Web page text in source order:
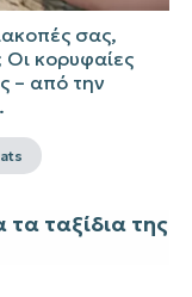
σας,
Οι κορυφαίες
– από την
τα ταξίδια της